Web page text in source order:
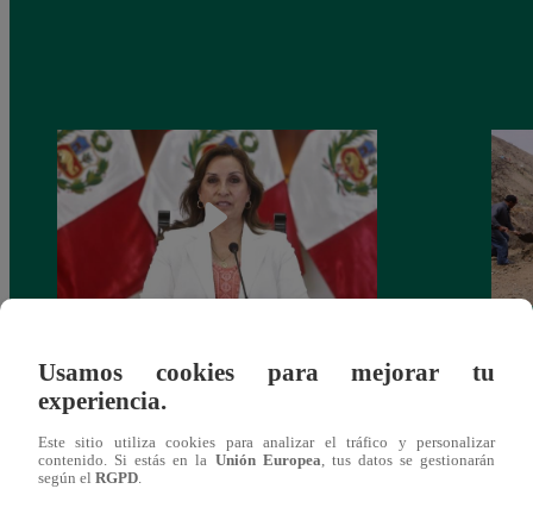
salario presidencial se aplique desde 2026
Usamos cookies para mejorar tu
experiencia.
Este sitio utiliza cookies para analizar el tráfico y personalizar
contenido. Si estás en la Unión Europea , tus datos se gestionarán
según el RGPD